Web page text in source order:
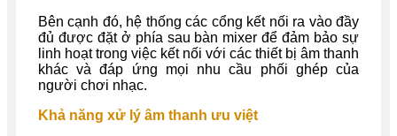
Bên cạnh đó, hệ thống các cổng kết nối ra vào đầy
đủ được đặt ở phía sau bàn mixer để đảm bảo sự
linh hoạt trong việc kết nối với các thiết bị âm thanh
khác và đáp ứng mọi nhu cầu phối ghép của
người chơi nhạc.
Khả năng xử lý âm thanh ưu việt